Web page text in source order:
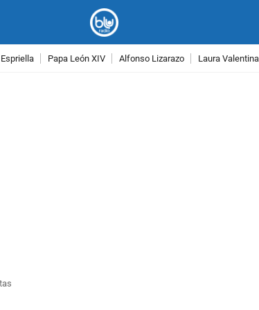
Papa León XIV Alfonso Lizarazo Laura